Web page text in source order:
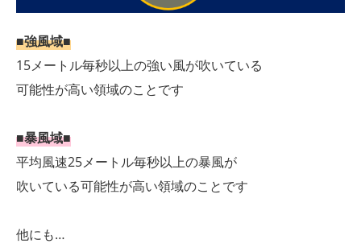
■強風域■
15メートル毎秒以上の強い風が吹いている
可能性が高い領域のことです
■暴風域■
平均風速25メートル毎秒以上の暴風が
吹いている可能性が高い領域のことです
他にも…